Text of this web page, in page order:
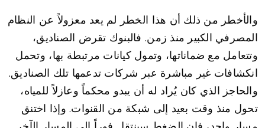
والأخطر من ذلك أن هذا الخطر لم يعد معزولاً عن النظام
المصرفي الكبير منذ زمن. فالبنوك تقرض الصناديق،
وتتعامل مع ضماناتها، وتمول كيانات مرتبطة بها، وتحمل
انكشافات غير مباشرة عبر شركات تدعمها تلك الصناديق.
والحاجز الذي كان يُراد له أن يبدو محكماً وعازلاً للمياه،
تحول منذ وقت بعيد إلى شبكة من القنوات. وإذا اختنق